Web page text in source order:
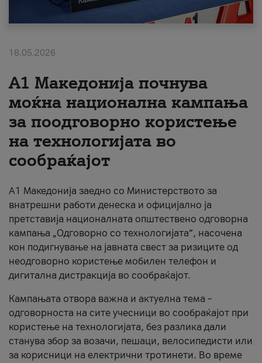
Надополни кредит
#ПодобарОнлајн
18.05.2026
A1 Македонија почнува
моќна национална кампања
за поодговорно користење
на технологијата во
сообраќајот
A1 Македонија заедно со Министерството за
внатрешни работи денеска и официјално ја
претставија националната општествено одговорна
кампања „Одговорно со технологијата“, насочена
кон подигнување на јавната свест за ризиците од
неодговорно користење мобилен телефон и
дигитална дистракција во сообраќајот.
Кампањата отвора важна и актуелна тема –
одговорноста на сите учесници во сообраќајот при
користење на технологијата, без разлика дали
станува збор за возачи, пешаци, велосипедисти или
за корисници на електрични тротинети. Во време